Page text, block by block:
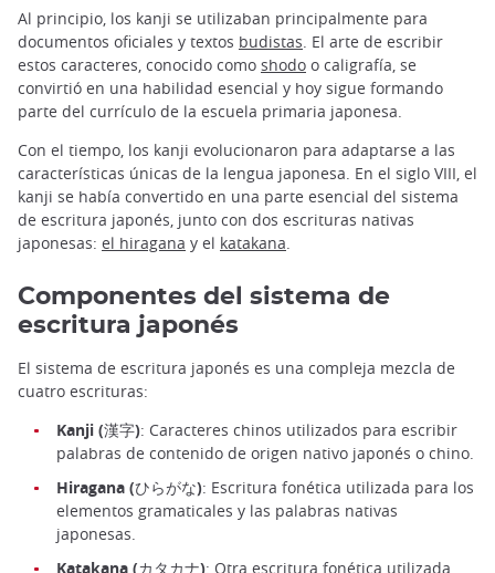
Al principio, los kanji se utilizaban principalmente para
documentos oficiales y textos budistas. El arte de escribir
estos caracteres, conocido como shodo o caligrafía, se
convirtió en una habilidad esencial y hoy sigue formando
parte del currículo de la escuela primaria japonesa.
Con el tiempo, los kanji evolucionaron para adaptarse a las
características únicas de la lengua japonesa. En el siglo VIII, el
kanji se había convertido en una parte esencial del sistema
de escritura japonés, junto con dos escrituras nativas
japonesas: el hiragana y el katakana.
Componentes del sistema de
escritura japonés
El sistema de escritura japonés es una compleja mezcla de
cuatro escrituras:
Kanji (漢字): Caracteres chinos utilizados para escribir
palabras de contenido de origen nativo japonés o chino.
Hiragana (ひらがな): Escritura fonética utilizada para los
elementos gramaticales y las palabras nativas
japonesas.
Katakana (カタカナ): Otra escritura fonética utilizada